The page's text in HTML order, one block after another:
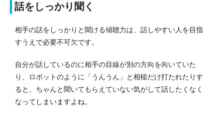
話をしっかり聞く
相手の話をしっかりと聞ける傾聴力は、話しやすい人を目指
すうえで必要不可欠です。
自分が話しているのに相手の目線が別の方向を向いていた
り、ロボットのように「うんうん」と相槌だけ打たれたりす
ると、ちゃんと聞いてもらえていない気がして話したくなく
なってしまいますよね。